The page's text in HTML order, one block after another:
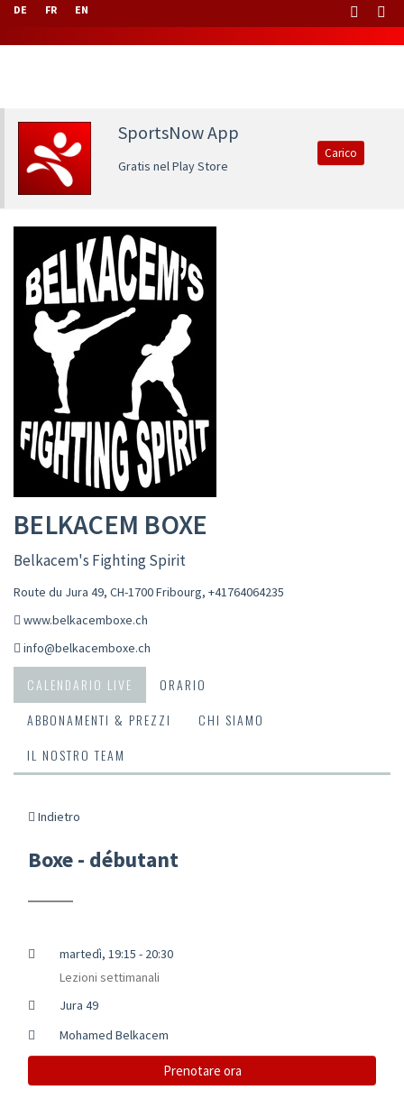
DE FR EN
SportsNow App
Gratis nel Play Store
Carico
BELKACEM BOXE
Belkacem's Fighting Spirit
Route du Jura 49, CH-1700 Fribourg, +41764064235
www.belkacemboxe.ch
info@belkacemboxe.ch
CALENDARIO LIVE
ORARIO
ABBONAMENTI & PREZZI
CHI SIAMO
IL NOSTRO TEAM
Indietro
Boxe - débutant
martedì, 19:15 - 20:30
Lezioni settimanali
Jura 49
Mohamed Belkacem
Prenotare ora